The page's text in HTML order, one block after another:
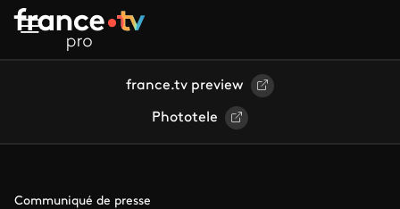
Aller au contenu principal
france.tv preview
Phototele
Communiqué de presse